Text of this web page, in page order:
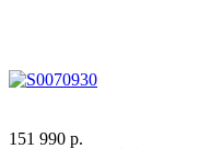
151 990 р.